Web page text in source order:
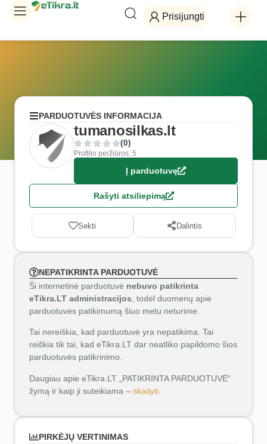
Prisijungti
PARDUOTUVĖS INFORMACIJA
tumanosilkas.lt
(0)
Profilio peržiūros: 5
Į parduotuvę
Rašyti atsiliepimą
Sekti Dalintis
NEPATIKRINTA PARDUOTUVĖ
Ši internetinė parduotuvė nebuvo patikrinta
eTikra.LT administracijos , todėl duomenų apie
parduotuvės patikimumą šiuo metu neturime.
Tai nereiškia, kad parduotuvė yra nepatikima. Tai
reiškia tik tai, kad eTikra.LT dar neatliko papildomo šios
parduotuvės patikrinimo.
Daugiau apie eTikra.LT „PATIKRINTA PARDUOTUVĖ“
žymą ir kaip ji suteikiama – skaityti
PIRKĖJŲ VERTINIMAS